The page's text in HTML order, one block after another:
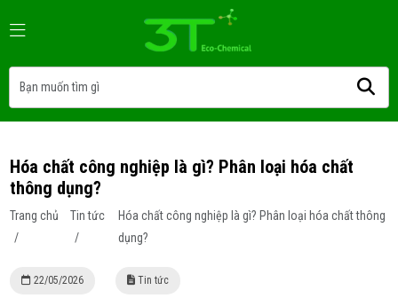
Hóa chất công nghiệp là gì? Phân loại hóa chất
thông dụng?
Trang chủ
/
Tin tức
/
Hóa chất công nghiệp là gì? Phân loại hóa chất thông
dụng?
22/05/2026 Tin tức